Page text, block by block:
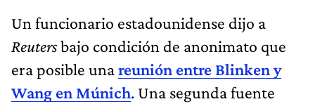
Un funcionario estadounidense dijo a
Reutersbajo condición de anonimato que
era posible unareunión entre Blinken y
Wang en Múnich. Una segunda fuente